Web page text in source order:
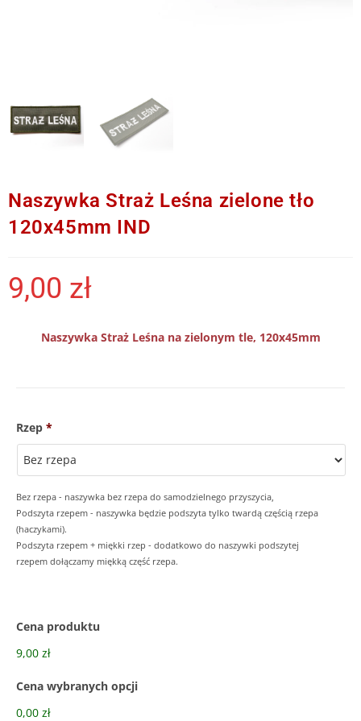
Naszywka Straż Leśna zielone tło
120x45mm IND
9,00 zł
Naszywka Straż Leśna na zielonym tle, 120x45mm
Rzep *
Bez rzepa - naszywka bez rzepa do samodzielnego przyszycia,
Podszyta rzepem - naszywka będzie podszyta tylko twardą częścią rzepa
(haczykami).
Podszyta rzepem + miękki rzep - dodatkowo do naszywki podszytej
rzepem dołączamy miękką część rzepa.
Cena produktu
9,00 zł
Cena wybranych opcji
0,00 zł